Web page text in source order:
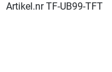
Artikel.nrTF-UB99-TFT